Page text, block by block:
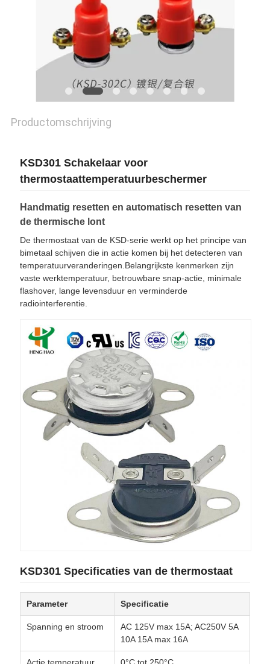
Productomschrijving
KSD301 Schakelaar voor
thermostaattemperatuurbeschermer
Handmatig resetten en automatisch resetten van
de thermische lont
De thermostaat van de KSD-serie werkt op het principe van
bimetaal schijven die in actie komen bij het detecteren van
temperatuurveranderingen.Belangrijkste kenmerken zijn
vaste werktemperatuur, betrouwbare snap-actie, minimale
flashover, lange levensduur en verminderde
radiointerferentie.
KSD301 Specificaties van de thermostaat
Parameter Specificatie
Spanning en stroom
AC 125V max 15A; AC250V 5A
10A 15A max 16A
Actie temperatuur 0°C tot 250°C